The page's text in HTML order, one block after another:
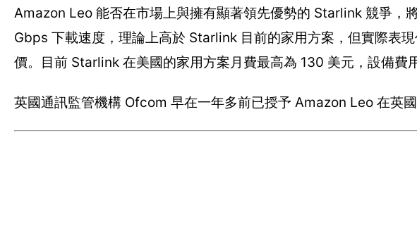
Amazon Leo 能否在市場上與擁有顯著領先優勢的 Starlink 競爭，
Gbps 下載速度，理論上高於 Starlink 目前的家用方案，但實際表
價。目前 Starlink 在美國的家用方案月費最高為 130 美元，設備費
英國通訊監管機構 Ofcom 早在一年多前已授予 Amazon Leo 在英國